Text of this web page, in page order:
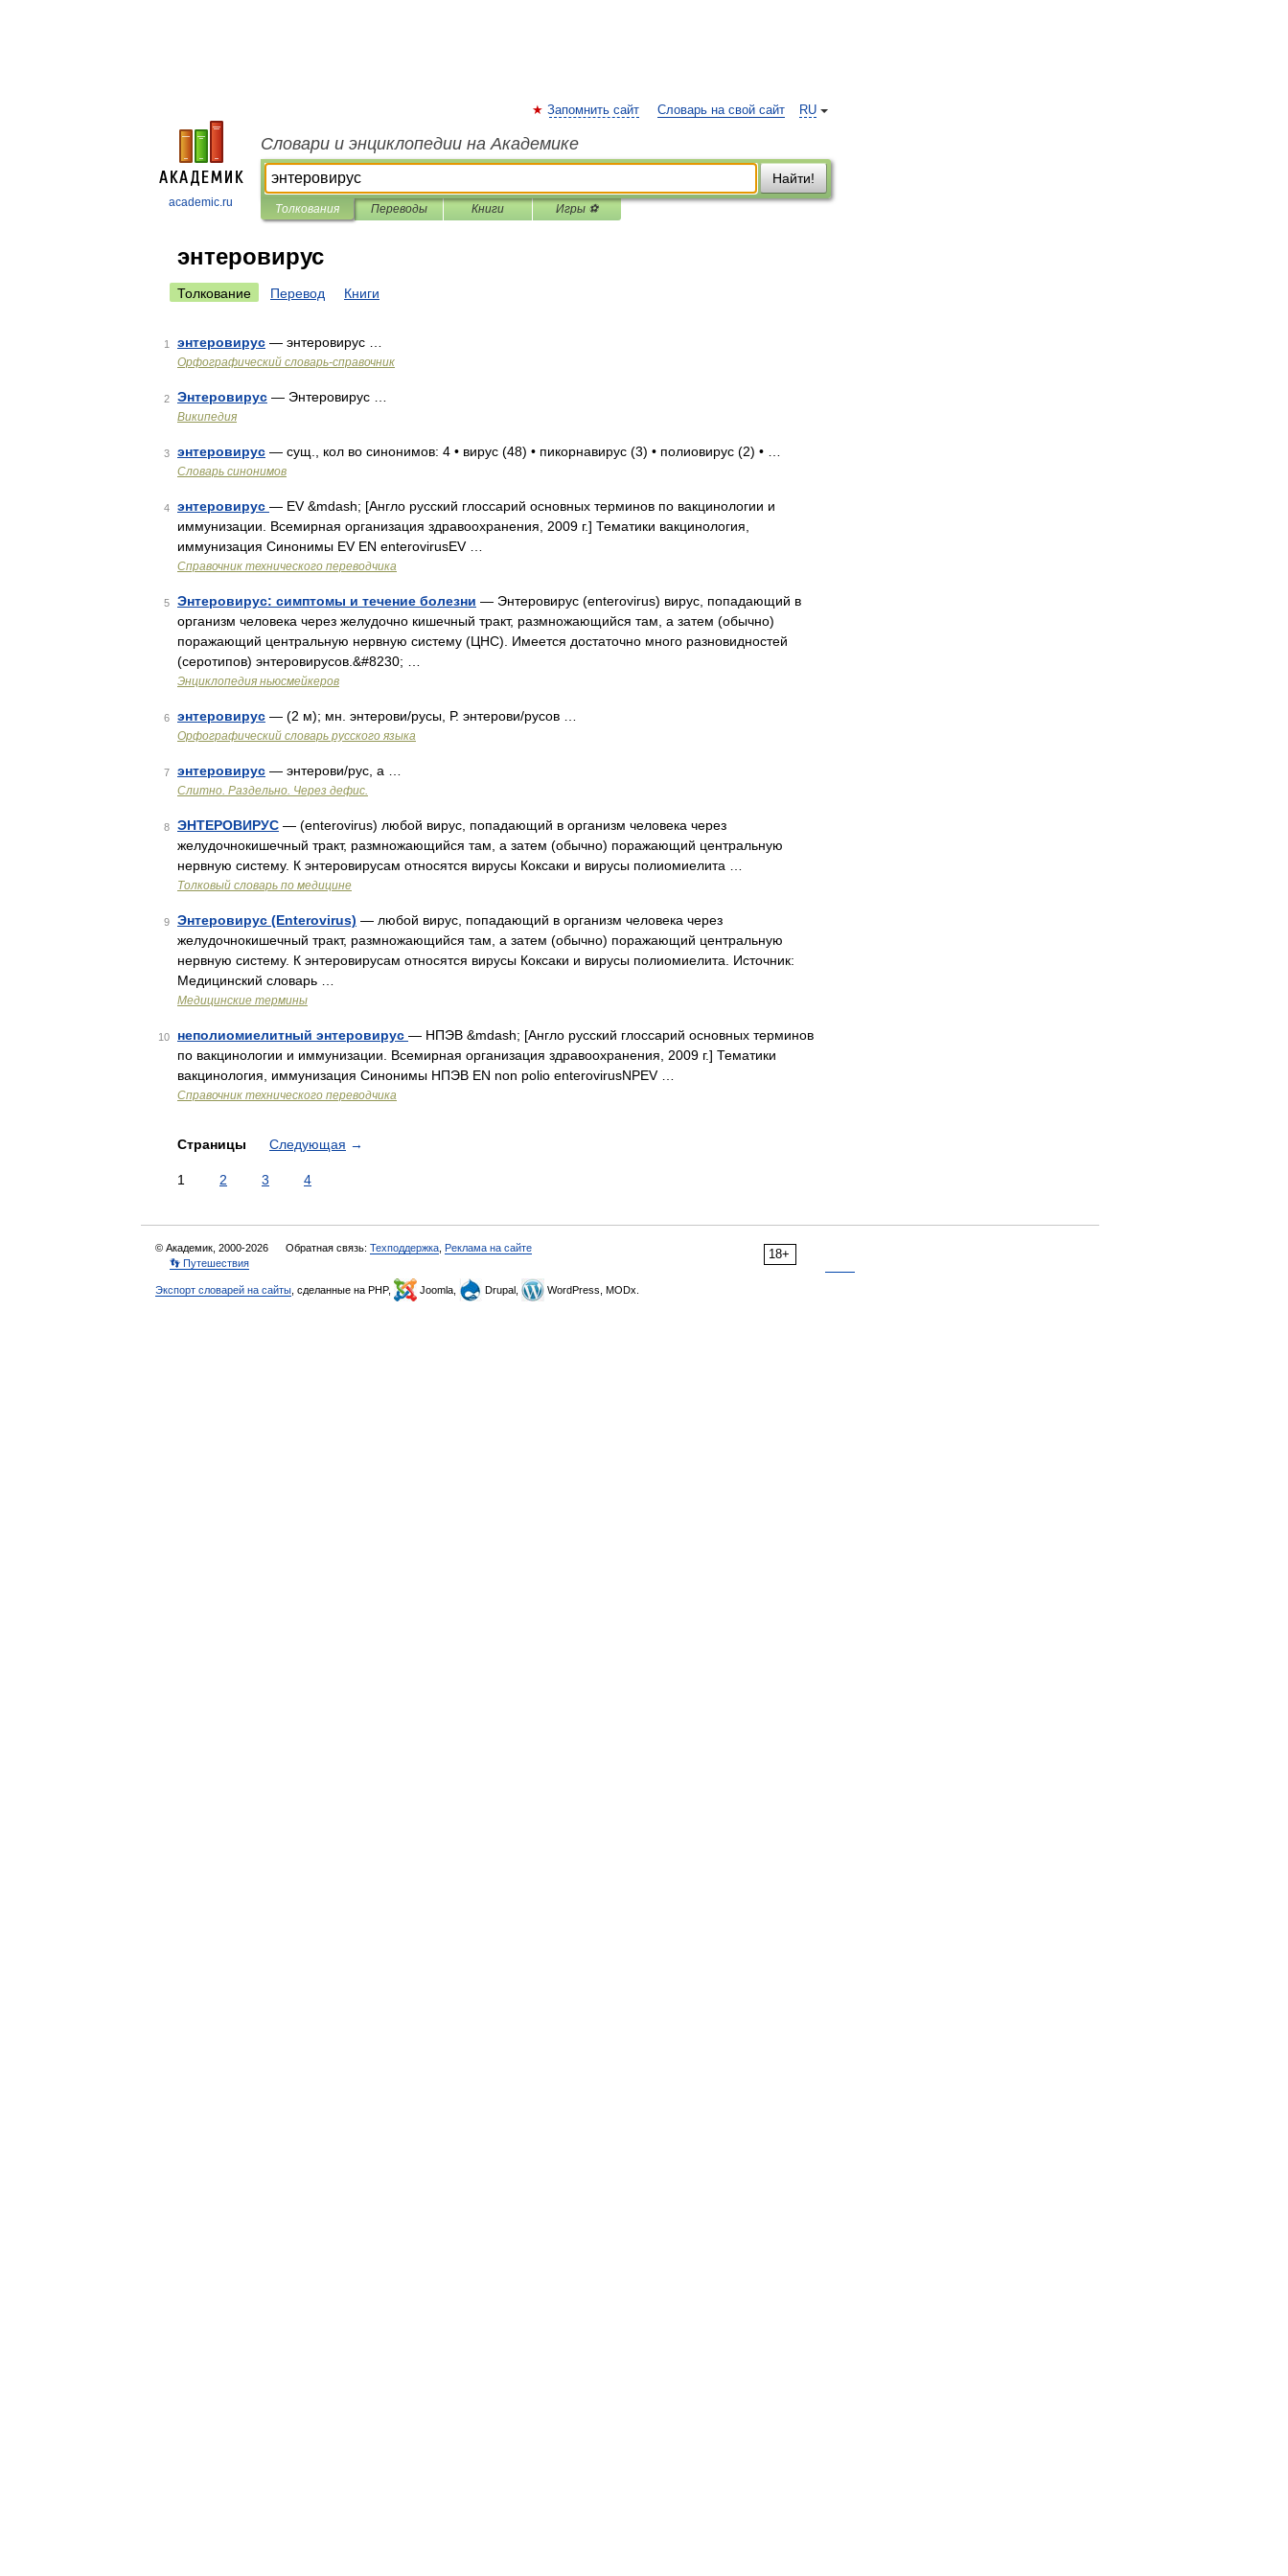
academic.ru
RU
Запомнить сайт Словарь на свой сайт
Словари и энциклопедии на Академике
Найти!
Толкования Переводы Книги Игры ⚽
энтеровирус
Толкование Перевод Книги
1 энтеровирус — энтеровирус …
Орфографический словарь-справочник
2 Энтеровирус — Энтеровирус …
Википедия
3 энтеровирус — сущ., кол во синонимов: 4 • вирус (48) • пикорнавирус (3) • полиовирус (2) • …
Словарь синонимов
4 энтеровирус — EV &mdash; [Англо русский глоссарий основных терминов по вакцинологии и
иммунизации. Всемирная организация здравоохранения, 2009 г.] Тематики вакцинология,
иммунизация Синонимы EV EN enterovirusEV …
Справочник технического переводчика
5 Энтеровирус: симптомы и течение болезни — Энтеровирус (enterovirus) вирус, попадающий в
организм человека через желудочно кишечный тракт, размножающийся там, а затем (обычно)
поражающий центральную нервную систему (ЦНС). Имеется достаточно много разновидностей
(серотипов) энтеровирусов.&#8230; …
Энциклопедия ньюсмейкеров
6 энтеровирус — (2 м); мн. энтерови/русы, Р. энтерови/русов …
Орфографический словарь русского языка
7 энтеровирус — энтерови/рус, а …
Слитно. Раздельно. Через дефис.
8 ЭНТЕРОВИРУС — (enterovirus) любой вирус, попадающий в организм человека через
желудочнокишечный тракт, размножающийся там, а затем (обычно) поражающий центральную
нервную систему. К энтеровирусам относятся вирусы Коксаки и вирусы полиомиелита …
Толковый словарь по медицине
9 Энтеровирус (Enterovirus) — любой вирус, попадающий в организм человека через
желудочнокишечный тракт, размножающийся там, а затем (обычно) поражающий центральную
нервную систему. К энтеровирусам относятся вирусы Коксаки и вирусы полиомиелита. Источник:
Медицинский словарь …
Медицинские термины
10 неполиомиелитный энтеровирус — НПЭВ &mdash; [Англо русский глоссарий основных терминов
по вакцинологии и иммунизации. Всемирная организация здравоохранения, 2009 г.] Тематики
вакцинология, иммунизация Синонимы НПЭВ EN non polio enterovirusNPEV …
Справочник технического переводчика
Страницы Следующая →
1 2 3 4
18+
© Академик, 2000-2026 Обратная связь: Техподдержка Реклама на сайте
👣 Путешествия
Экспорт словарей на сайты , сделанные на PHP, Joomla, Drupal, WordPress, MODx.